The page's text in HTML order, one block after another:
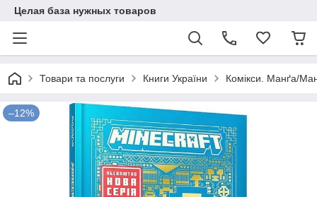
Целая база нужных товаров
Товари та послуги Книги України Комікси. Манґа/
–12%